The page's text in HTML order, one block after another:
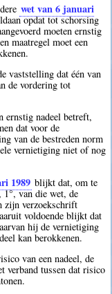
wet van 6 januari
opdat tot schorsing
moeten ernstig
maatregel moet een
vaststelling dat één van
de vordering tot
nadeel betreft,
dat voor de
van de bestreden norm
vernietiging niet of nog
1989 blijkt dat, om te
1°, van die wet, de
zijn verzoekschrift
voldoende blijkt dat
hij de vernietiging
kan berokkenen.
van een nadeel, de
verband tussen dat risico